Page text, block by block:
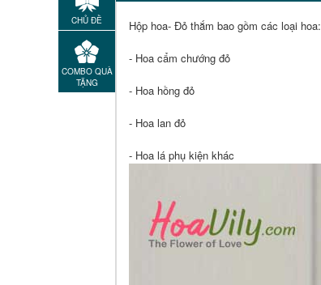
CHỦ ĐỀ
COMBO QUÀ
TẶNG
Hộp hoa- Đỏ thắm bao gồm các loại hoa:
- Hoa cẩm chướng đỏ
- Hoa hồng đỏ
- Hoa lan đỏ
- Hoa lá phụ kiện khác